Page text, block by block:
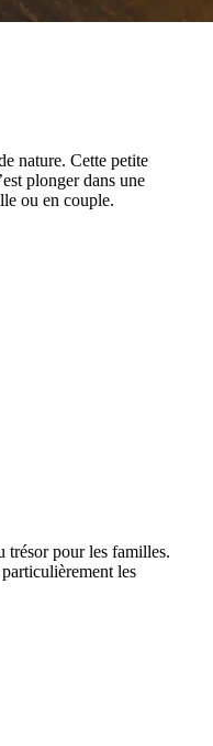
nature. Cette petite
plonger dans une
ou en couple.
trésor pour les familles.
les